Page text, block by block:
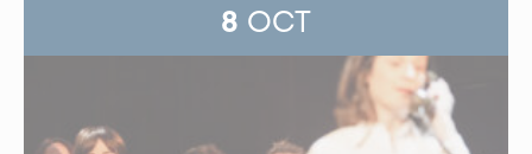
8 OCT